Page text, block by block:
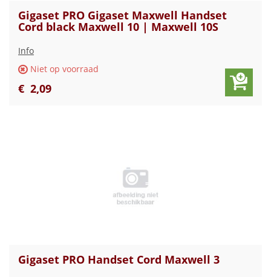
Gigaset PRO Gigaset Maxwell Handset
Cord black Maxwell 10 | Maxwell 10S
Info
Niet op voorraad
€ 2,09
Gigaset PRO Handset Cord Maxwell 3